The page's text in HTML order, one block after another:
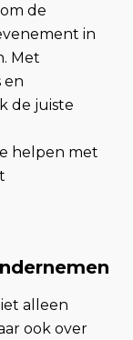
de
in
Met
en
de juiste
helpen met
alleen
ook over